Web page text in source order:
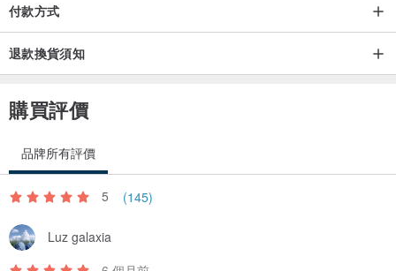
付款方式
退款換貨須知
購買評價
品牌所有評價
5 (145)
Luz galaxia